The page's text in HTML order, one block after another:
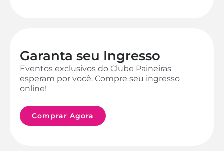
Garanta seu Ingresso
Eventos exclusivos do Clube Paineiras
esperam por você. Compre seu ingresso
online!
Comprar Agora